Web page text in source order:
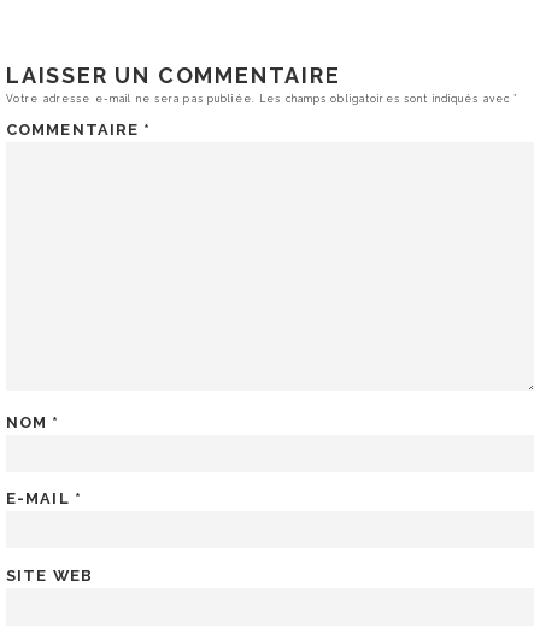
LAISSER UN COMMENTAIRE
Votre adresse e-mail ne sera pas publiée. Les champs obligatoires sont indiqués avec*
COMMENTAIRE *
NOM *
E-MAIL *
SITE WEB